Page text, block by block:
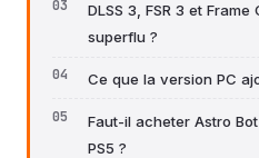
DLSS 3, FSR 3 et
superflu ?
Ce que la version PC
Faut-il acheter Astro
PS5 ?